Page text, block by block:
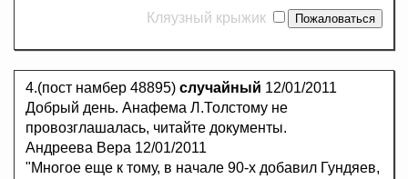
Кляузный крыжик
4.(пост намбер 48895) случайный 12/01/2011
Добрый день. Анафема Л.Толстому не
провозглашалась, читайте документы.
Андреева Вера 12/01/2011
"Многое еще к тому, в начале 90-х добавил Гундяев,